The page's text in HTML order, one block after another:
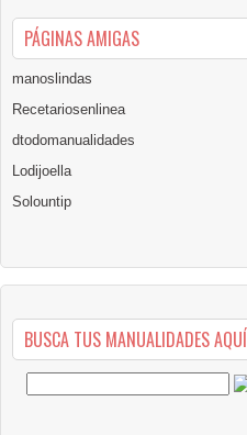
PÁGINAS AMIGAS
manoslindas
Recetariosenlinea
dtodomanualidades
Lodijoella
Solountip
BUSCA TUS MANUALIDADES AQUÍ